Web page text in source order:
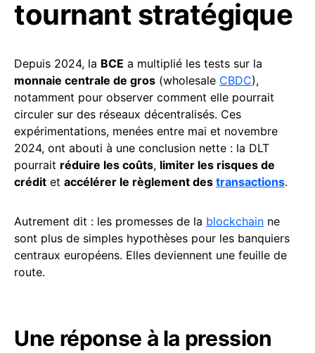
tournant stratégique
Depuis 2024, la BCE a multiplié les tests sur la
monnaie centrale de gros (wholesale CBDC),
notamment pour observer comment elle pourrait
circuler sur des réseaux décentralisés. Ces
expérimentations, menées entre mai et novembre
2024, ont abouti à une conclusion nette : la DLT
pourrait réduire les coûts, limiter les risques de
crédit et accélérer le règlement des transactions.
Autrement dit : les promesses de la blockchain ne
sont plus de simples hypothèses pour les banquiers
centraux européens. Elles deviennent une feuille de
route.
Une réponse à la pression